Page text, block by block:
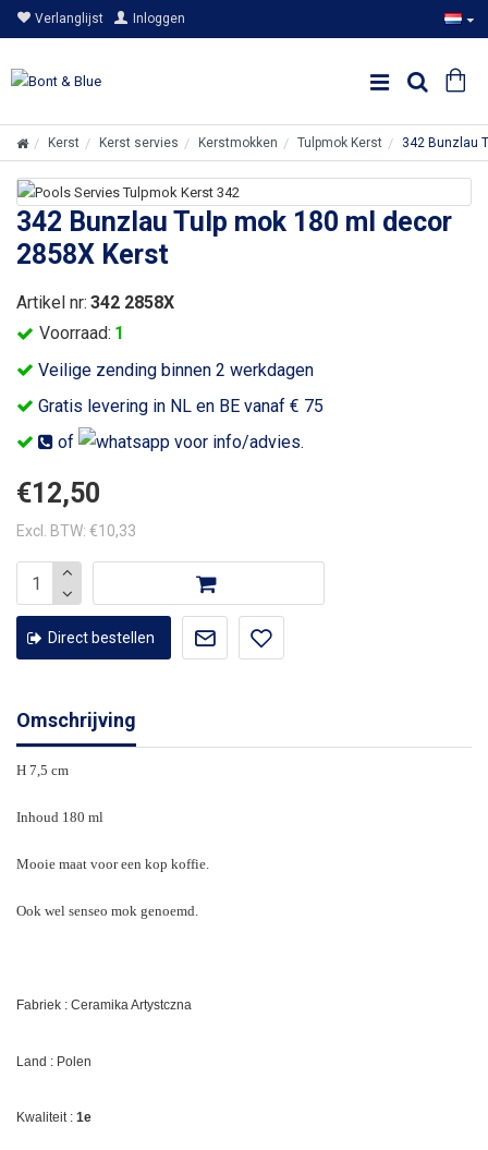
Verlanglijst Inloggen
Kerst Kerst servies Kerstmokken Tulpmok Kerst 342 Bunzlau
342 Bunzlau Tulp mok 180 ml decor
2858X Kerst
Veilige zending binnen 2 werkdagen
Gratis levering in NL en BE vanaf € 75
of
voor info/advies.
Voorraad: 1
Artikel nr: 342 2858X
€12,50
Excl. BTW: €10,33
Direct bestellen
Omschrijving
H 7,5 cm
Inhoud 180 ml
Mooie maat voor een kop koffie.
Ook wel senseo mok genoemd.
Fabriek : Ceramika Artystczna
Land : Polen
Kwaliteit : 1e